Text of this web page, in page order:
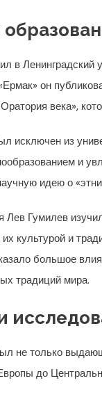
в
он
века»,
исключен из
и
идею о
Лев Гумилев
культурой и
большое
традиций мира.
не только
до